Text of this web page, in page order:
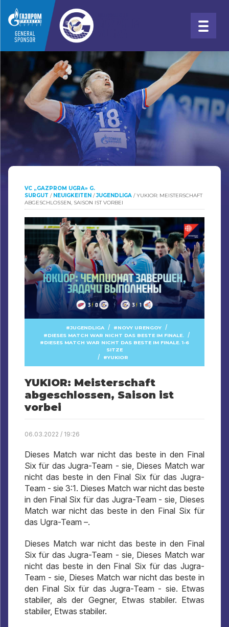
VC „GAZPROM UGRA» G.
SURGUT / NEUIGKEITEN /JUGENDLIGA /YUKIOR: MEISTERSCHAFT
ABGESCHLOSSEN, SAISON IST VORBEI
JUGENDLIGA / NOVY URENGOY /
DIESES MATCH WAR NICHT DAS BESTE IM FINALE. /
DIESES MATCH WAR NICHT DAS BESTE IM FINALE. 1-6
SITZE
/ YUKIOR
YUKIOR: Meisterschaft
abgeschlossen, Saison ist
vorbei
06.03.2022 / 19:26
Dieses Match war nicht das beste in den Final
Six für das Jugra-Team - sie, Dieses Match war
nicht das beste in den Final Six für das Jugra-
Team - sie 3:1. Dieses Match war nicht das beste
in den Final Six für das Jugra-Team - sie, Dieses
Match war nicht das beste in den Final Six für
das Ugra-Team –.
Dieses Match war nicht das beste in den Final
Six für das Jugra-Team - sie, Dieses Match war
nicht das beste in den Final Six für das Jugra-
Team - sie, Dieses Match war nicht das beste in
den Final Six für das Jugra-Team - sie. Etwas
stabiler, als der Gegner, Etwas stabiler. Etwas
stabiler, Etwas stabiler.